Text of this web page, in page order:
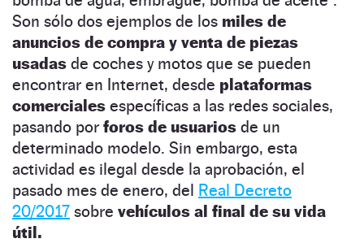
Son sólo dos ejemplos de los miles de
anuncios de compra y venta de piezas
usadas de coches y motos que se pueden
encontrar en Internet, desde plataformas
comerciales específicas a las redes sociales,
pasando por foros de usuarios de un
determinado modelo. Sin embargo, esta
actividad es ilegal desde la aprobación, el
pasado mes de enero, del Real Decreto
20/2017 sobre vehículos al final de su vida
útil.